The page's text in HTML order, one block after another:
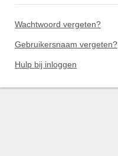
Wachtwoord vergeten?
Gebruikersnaam vergeten?
Hulp bij inloggen